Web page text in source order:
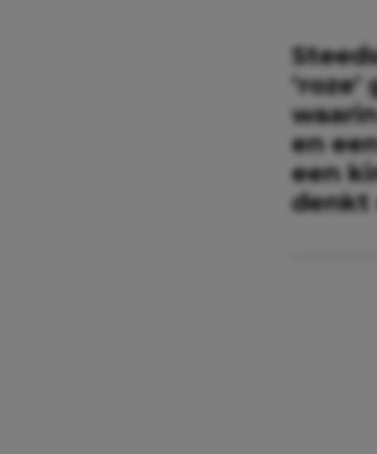
en
een
denkt